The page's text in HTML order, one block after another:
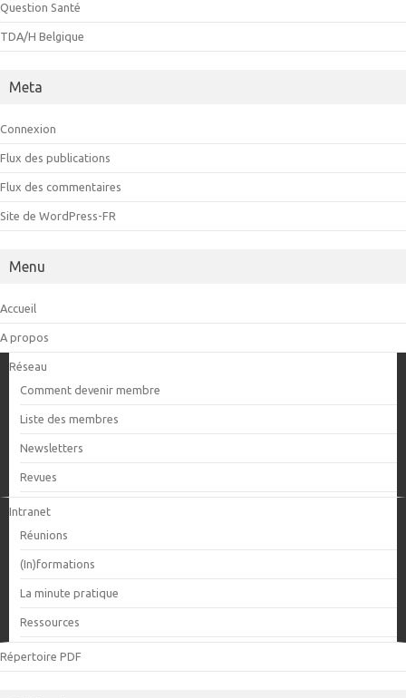
Question Santé
TDA/H Belgique
Meta
Connexion
Flux des publications
Flux des commentaires
Site de WordPress-FR
Menu
Accueil
A propos
Réseau
Comment devenir membre
Liste des membres
Newsletters
Revues
Intranet
Réunions
(In)formations
La minute pratique
Ressources
Répertoire PDF